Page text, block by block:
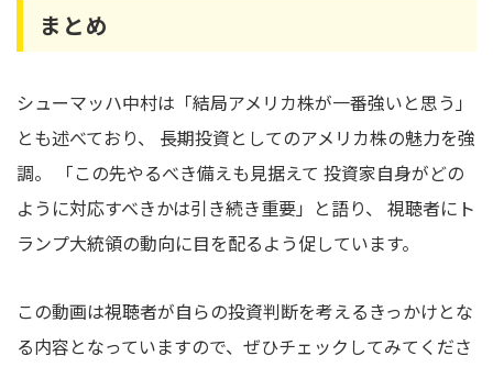
まとめ
シューマッハ中村は「結局アメリカ株が一番強いと思う」
とも述べており、 長期投資としてのアメリカ株の魅力を強
調。 「この先やるべき備えも見据えて 投資家自身がどの
ように対応すべきかは引き続き重要」と語り、 視聴者にト
ランプ大統領の動向に目を配るよう促しています。
この動画は視聴者が自らの投資判断を考えるきっかけとな
る内容となっていますので、ぜひチェックしてみてくださ